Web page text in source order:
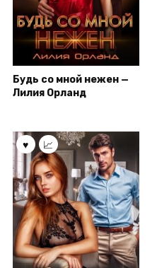
Будь со мной нежен —
Лилия Орланд